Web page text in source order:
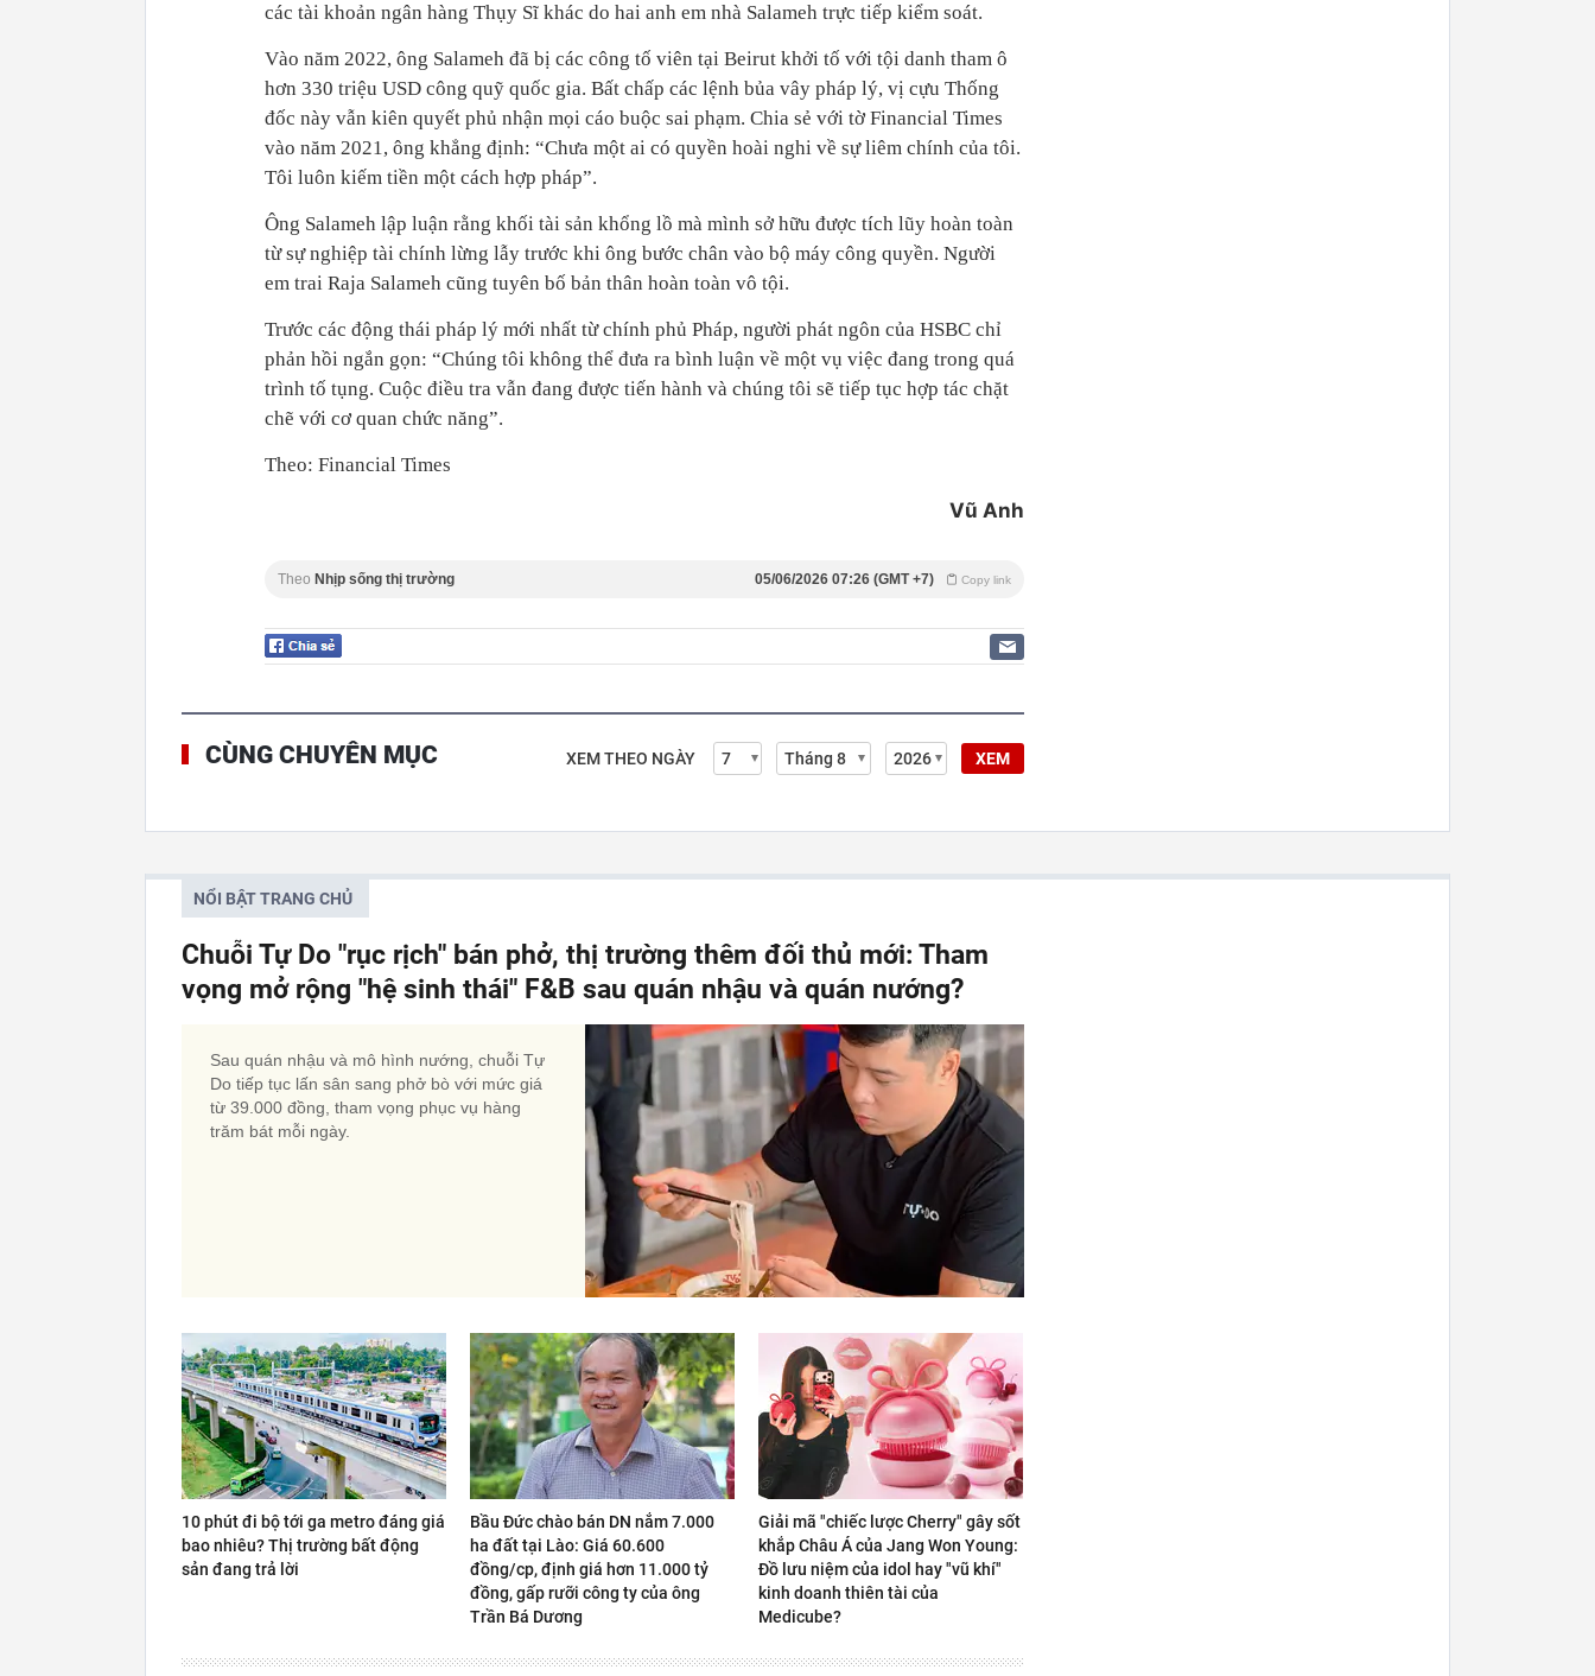
các tài khoản ngân hàng Thụy Sĩ khác do hai anh em nhà Salameh trực tiếp kiểm soát.
Vào năm 2022, ông Salameh đã bị các công tố viên tại Beirut khởi tố với tội danh tham ô
hơn 330 triệu USD công quỹ quốc gia. Bất chấp các lệnh bủa vây pháp lý, vị cựu Thống
đốc này vẫn kiên quyết phủ nhận mọi cáo buộc sai phạm. Chia sẻ với tờ Financial Times
vào năm 2021, ông khẳng định: “Chưa một ai có quyền hoài nghi về sự liêm chính của tôi.
Tôi luôn kiếm tiền một cách hợp pháp”.
Ông Salameh lập luận rằng khối tài sản khổng lồ mà mình sở hữu được tích lũy hoàn toàn
từ sự nghiệp tài chính lừng lẫy trước khi ông bước chân vào bộ máy công quyền. Người
em trai Raja Salameh cũng tuyên bố bản thân hoàn toàn vô tội.
Trước các động thái pháp lý mới nhất từ chính phủ Pháp, người phát ngôn của HSBC chỉ
phản hồi ngắn gọn: “Chúng tôi không thể đưa ra bình luận về một vụ việc đang trong quá
trình tố tụng. Cuộc điều tra vẫn đang được tiến hành và chúng tôi sẽ tiếp tục hợp tác chặt
chẽ với cơ quan chức năng”.
Theo: Financial Times
Vũ Anh
Theo Nhịp sống thị trường Copy link
05/06/2026 07:26 (GMT +7)
CÙNG CHUYÊN MỤC XEM THEO NGÀY XEM
NỔI BẬT TRANG CHỦ
Chuỗi Tự Do "rục rịch" bán phở, thị trường thêm đối thủ mới: Tham
vọng mở rộng "hệ sinh thái" F&B sau quán nhậu và quán nướng?
Sau quán nhậu và mô hình nướng, chuỗi Tự
Do tiếp tục lấn sân sang phở bò với mức giá
từ 39.000 đồng, tham vọng phục vụ hàng
trăm bát mỗi ngày.
10 phút đi bộ tới ga metro đáng giá
bao nhiêu? Thị trường bất động
sản đang trả lời
Bầu Đức chào bán DN nắm 7.000
ha đất tại Lào: Giá 60.600
đồng/cp, định giá hơn 11.000 tỷ
đồng, gấp rưỡi công ty của ông
Trần Bá Dương
Giải mã "chiếc lược Cherry" gây sốt
khắp Châu Á của Jang Won Young:
Đồ lưu niệm của idol hay "vũ khí"
kinh doanh thiên tài của
Medicube?